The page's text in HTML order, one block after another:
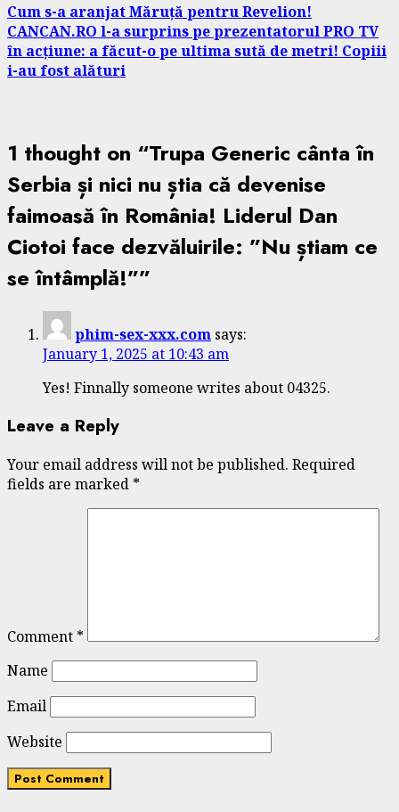
Cum s-a aranjat Măruță pentru Revelion!
CANCAN.RO l-a surprins pe prezentatorul PRO TV
în acțiune: a făcut-o pe ultima sută de metri! Copiii
i-au fost alături
1 thought on “Trupa Generic cânta în
Serbia și nici nu știa că devenise
faimoasă în România! Liderul Dan
Ciotoi face dezvăluirile: ”Nu știam ce
se întâmplă!””
phim-sex-xxx.com says:
January 1, 2025 at 10:43 am
Yes! Finnally someone writes about 04325.
Leave a Reply
Your email address will not be published. Required
fields are marked *
Comment *
Name
Email
Website